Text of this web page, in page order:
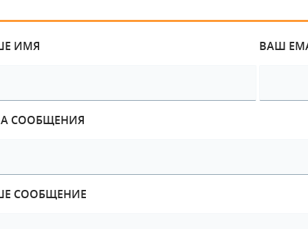
ИМЯ ВАШ
СООБЩЕНИЯ
СООБЩЕНИЕ